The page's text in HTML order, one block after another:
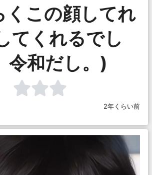
くこの顔してれ
てくれるでし
令和だし。)
2年くらい前